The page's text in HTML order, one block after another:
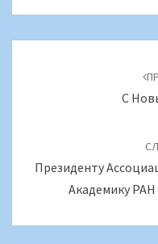
С
Президенту
Академику РАН